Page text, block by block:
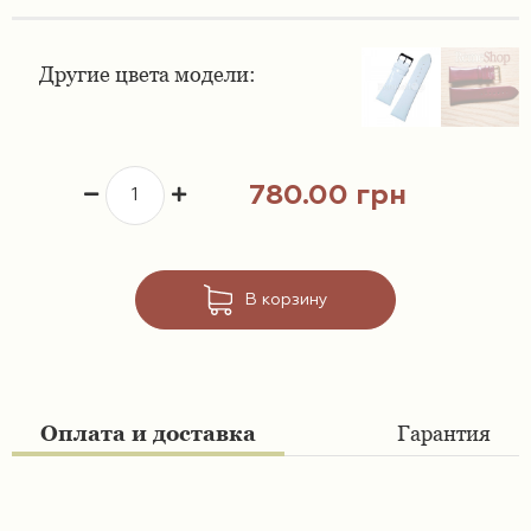
Ремешки 18 мм
Ремешки 20 мм
Ремешки 21 мм
Ремешки 22 мм
Ремешки 24 мм
Ремешки для часов Swatch
Ремешки для часов Timex
Ремешки для часов Tissot
Другие цвета модели:
780.00 грн
В корзину
Оплата и доставка Гарантия